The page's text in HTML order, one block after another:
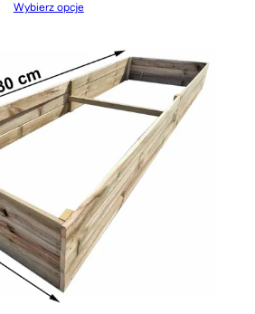
do
289.00zł
Wybierz opcje